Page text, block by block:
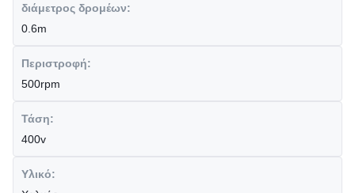
διάμετρος δρομέων:
0.6m
Περιστροφή:
500rpm
Τάση:
400v
Υλικό: